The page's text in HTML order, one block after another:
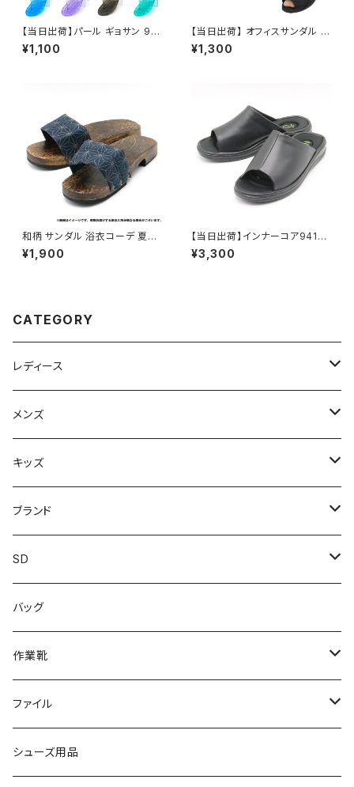
【当日出荷】パール ギョサン 95
PEARL ビーチサンダル 一体成
型 シーサン ゴム草履 ベンサン
¥1,100
【当日出荷】 オフィスサンダル レ
ディース オフィスシューズ ビジ
ネスサンダル ビジネススリッパ
10 フォーマル おすすめ
¥1,300
和柄 サンダル 浴衣コーデ 夏祭
り お祭り おすすめ オシャレ
¥1,900
【当日出荷】インナーコア94144
オフィスサンダル
¥3,300
CATEGORY
レディース
スニーカー
上履き/スリッパ
レインシューズ
カジュアル
サンダル/クロッグ
ブーツ
作業靴
フォーマル/ビジネス/通学靴
学生靴
オフィスサンダル
メンズ
サンダル・スリッパ
メンズ\レインシューズ
スニーカー
上履き/スリッパ
カジュアル
スニーカー
サンダル/クロッグ
レインシューズ
作業靴
キッズ
スニーカー
レインシューズ
カジュアル
サンダル/クロッグ
フォーマル
アウトドア/トレッキング
上履き/スリッパ
ブランド
ブランド1
アディダス adidas
アシックス asics
ブランド3
ヨネックス YONEX
日進ゴム
アディダス
ブランド2
スミクラ
アシックス
SD
エムディ企画
バッグ
作業靴
足袋
ナースシューズ
ファイル
20190123nsnk
シューズ用品